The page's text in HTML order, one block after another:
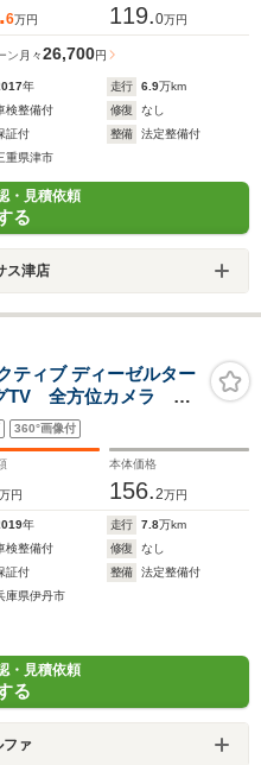
6万円 119.0万円
ン 月々26,700円
年 走行 6.9万km
検整備付 修復
なし
証付 整備
法定整備付
重県津市
・見積依頼
る
ス津店
ティブ ディーゼルター
TV 全方位カメラ 前
クルーズ LKA
イト 純正17インチ
スソナー
360°画像付
万円
本体価格
156.2万円
年 走行 7.8万km
検整備付 修復
なし
証付 整備
法定整備付
庫県伊丹市
・見積依頼
る
ファ